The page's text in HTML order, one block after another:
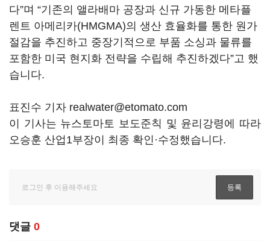
다”며 “기존의 앨라배마 공장과 신규 가동한 메타플
렌트 아메리카(HMGMA)의 생산 효율화를 통한 원가
절감을 추진하고 중장기적으로 부품 소싱과 물류를
포함한 미국 현지화 전략을 수립해 추진하겠다”고 했
습니다.
표진수 기자 realwater@etomato.com
이 기사는 뉴스토마토 보도준칙 및 윤리강령에 따라
오승훈 산업1부장이 최종 확인·수정했습니다.
댓글 0